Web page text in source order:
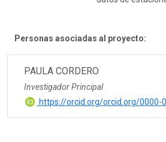
Personas asociadas al proyecto:
PAULA CORDERO
Investigador Principal
https://orcid.org/orcid.org/0000-